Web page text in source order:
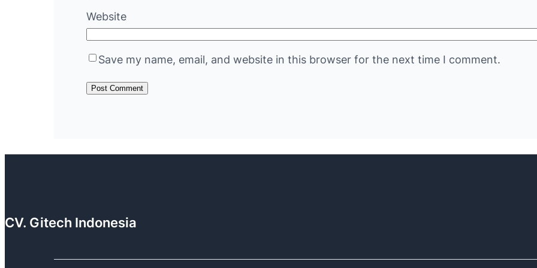
Website
Save my name, email, and website in this browser for the next time I comment.
CV. Gitech Indonesia